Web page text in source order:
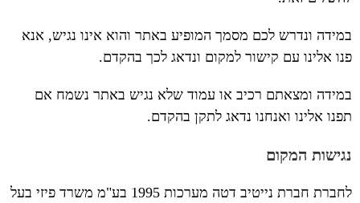
במידה ונדרש לכם מסמך המופיע באתר והוא אינו נגיש, אנא
פנו אלינו עם קישור למקום ונדאג לכך בהקדם.
במידה ומצאתם רכיב או עמוד שלא נגיש באתר נשמח אם
תפנו אלינו ואנחנו נדאג לתקן בהקדם.
נגישות המקום
לחברת חברת נייטיב דטה מערכות 1995 בע"מ משרד פיזי בעל